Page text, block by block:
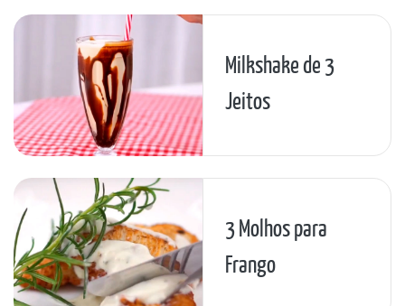
Milkshake de 3
Jeitos
3 Molhos para
Frango